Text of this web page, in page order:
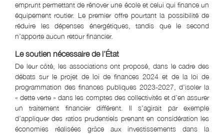
emprunt permettant de rénover une école et celui qui finance un
équipement routier. Le premier offre pourtant la possibilité de
réduire les dépenses énergétiques, tandis que le second
n’apporte aucun retour financier.
Le soutien nécessaire de l’État
De leur côté, les associations ont proposé, dans le cadre des
débats sur le projet de loi de finances 2024 et de la loi de
programmation des finances publiques 2023-2027, d’isoler la
« dette verte » dans les comptes des collectivités et d’en assurer
un traitement financier différent. Il s’agirait par exemple
d’appliquer des ratios prudentiels prenant en considération les
économies réalisées grâce aux investissements dans la